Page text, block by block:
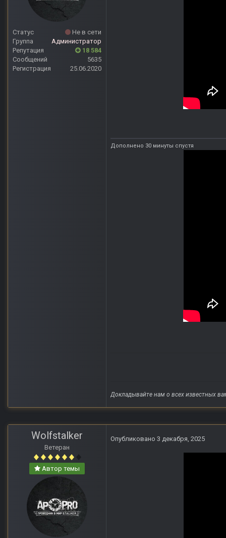
Статус
Не в сети
Группа
Администратор
Репутация
18 584
Сообщений
5635
Регистрация
25.06.2020
Дополнено 30 минуты спустя
Докладывайте нам о всех известных
Wolfstalker
Ветеран
Автор темы
Опубликовано 3 декабря, 2025